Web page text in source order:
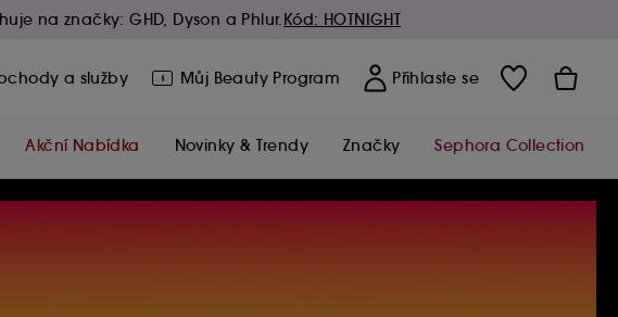
na značky: GHD, Dyson a Phlur.Kód: HOTNIGHT
a služby Můj Beauty Program Přihlaste se
Akční Nabídka Novinky & Trendy Značky Sephora Collection